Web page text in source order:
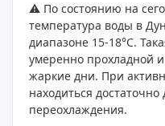
⚠️ По состоянию на
температура воды в
диапазоне 15-18°C.
умеренно прохладной
жаркие дни. При
находиться достаточно
переохлаждения.